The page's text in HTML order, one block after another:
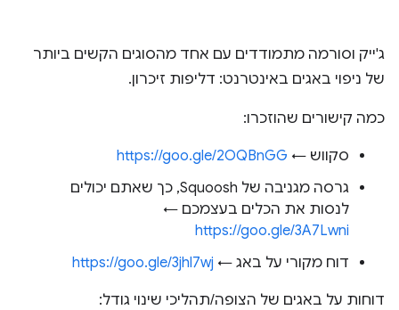
ג'ייק וסורמה מתמודדים עם אחד מהסוגים הקשים ביותר
של ניפוי באגים באינטרנט: דליפות זיכרון.
כמה קישורים שהוזכרו:
סקווש ← https://goo.gle/2OQBnGG
גרסה מגניבה של Squoosh, כך שאתם יכולים
לנסות את הכלים בעצמכם ←
https://goo.gle/3A7Lwni
דוח מקורי על באג ← https://goo.gle/3jhl7wj
דוחות על באגים של הצופה/תהליכי שינוי גודל: